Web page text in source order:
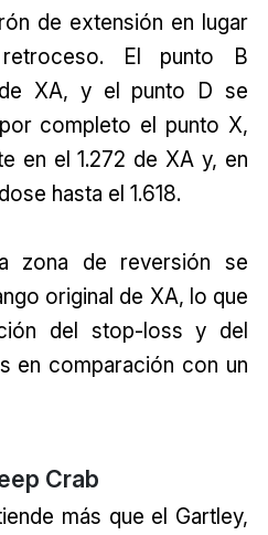
de extensión en lugar
El punto B
XA, y el punto D se
completo el punto X,
en el 1.272 de XA y, en
hasta el 1.618.
zona de reversión se
original de XA, lo que
del stop-loss y del
en comparación con un
Crab
más que el Gartley,